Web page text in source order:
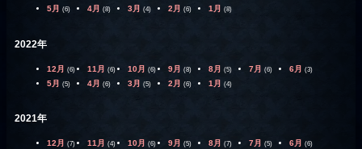
5月 (6) 4月 (8) 3月 (4) 2月 (6) 1月 (8)
2022年
12月 (6) 11月 (6) 10月 (6) 9月 (8) 8月 (5) 7月 (6) 6月 (3)
5月 (5) 4月 (6) 3月 (5) 2月 (6) 1月 (4)
2021年
12月 (7) 11月 (4) 10月 (6) 9月 (5) 8月 (7) 7月 (5) 6月 (6)